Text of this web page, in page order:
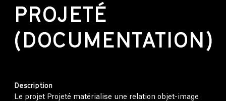
PROJETÉ
(DOCUMENTATION)
Description
Le projet Projeté matérialise une relation objet-image